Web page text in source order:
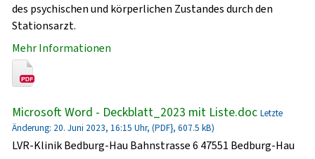
des psychischen und körperlichen Zustandes durch den
Stationsarzt.
Mehr Informationen
Microsoft Word - Deckblatt_2023 mit Liste.doc Letzte
Änderung: 20. Juni 2023, 16:15 Uhr, (PDF}, 607.5 kB)
LVR-Klinik Bedburg-Hau Bahnstrasse 6 47551 Bedburg-Hau